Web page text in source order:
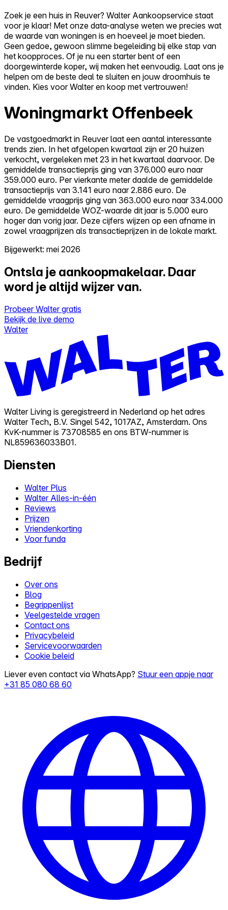
Zoek je een huis in Reuver? Walter Aankoopservice staat
voor je klaar! Met onze data-analyse weten we precies wat
de waarde van woningen is en hoeveel je moet bieden.
Geen gedoe, gewoon slimme begeleiding bij elke stap van
het koopproces. Of je nu een starter bent of een
doorgewinterde koper, wij maken het eenvoudig. Laat ons je
helpen om de beste deal te sluiten en jouw droomhuis te
vinden. Kies voor Walter en koop met vertrouwen!
Woningmarkt Offenbeek
De vastgoedmarkt in Reuver laat een aantal interessante
trends zien. In het afgelopen kwartaal zijn er 20 huizen
verkocht, vergeleken met 23 in het kwartaal daarvoor. De
gemiddelde transactieprijs ging van 376.000 euro naar
359.000 euro. Per vierkante meter daalde de gemiddelde
transactieprijs van 3.141 euro naar 2.886 euro. De
gemiddelde vraagprijs ging van 363.000 euro naar 334.000
euro. De gemiddelde WOZ-waarde dit jaar is 5.000 euro
hoger dan vorig jaar. Deze cijfers wijzen op een afname in
zowel vraagprijzen als transactieprijzen in de lokale markt.
Bijgewerkt: mei 2026
Ontsla je aankoopmakelaar. Daar
word je altijd wijzer van.
Probeer Walter gratis
Bekijk de live demo
Walter
Walter Living is geregistreerd in Nederland op het adres
Walter Tech, B.V. Singel 542, 1017AZ, Amsterdam. Ons
KvK-nummer is 73708585 en ons BTW-nummer is
NL859636033B01.
Diensten
Walter Plus
Walter Alles-in-één
Reviews
Prijzen
Vriendenkorting
Voor funda
Bedrijf
Over ons
Blog
Begrippenlijst
Veelgestelde vragen
Contact ons
Privacybeleid
Servicevoorwaarden
Cookie beleid
Liever even contact via WhatsApp? Stuur een appje naar
+31 85 080 68 60